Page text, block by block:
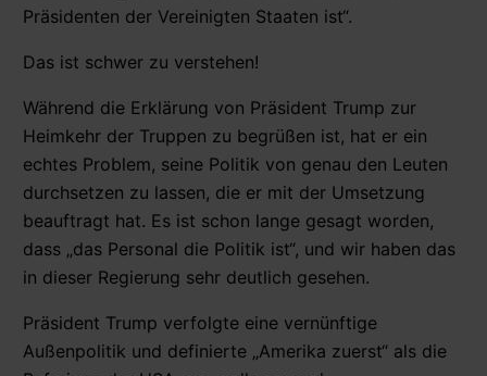
Präsidenten der Vereinigten Staaten ist“.
Das ist schwer zu verstehen!
Während die Erklärung von Präsident Trump zur
Heimkehr der Truppen zu begrüßen ist, hat er ein
echtes Problem, seine Politik von genau den Leuten
durchsetzen zu lassen, die er mit der Umsetzung
beauftragt hat. Es ist schon lange gesagt worden,
dass „das Personal die Politik ist“, und wir haben das
in dieser Regierung sehr deutlich gesehen.
Präsident Trump verfolgte eine vernünftige
Außenpolitik und definierte „Amerika zuerst“ als die